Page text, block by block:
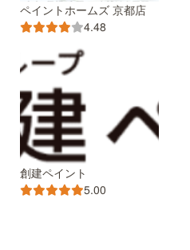
ペイントホームズ 京都店
4.48
創建ペイント
5.00